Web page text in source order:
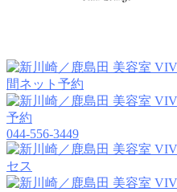
044-556-3449